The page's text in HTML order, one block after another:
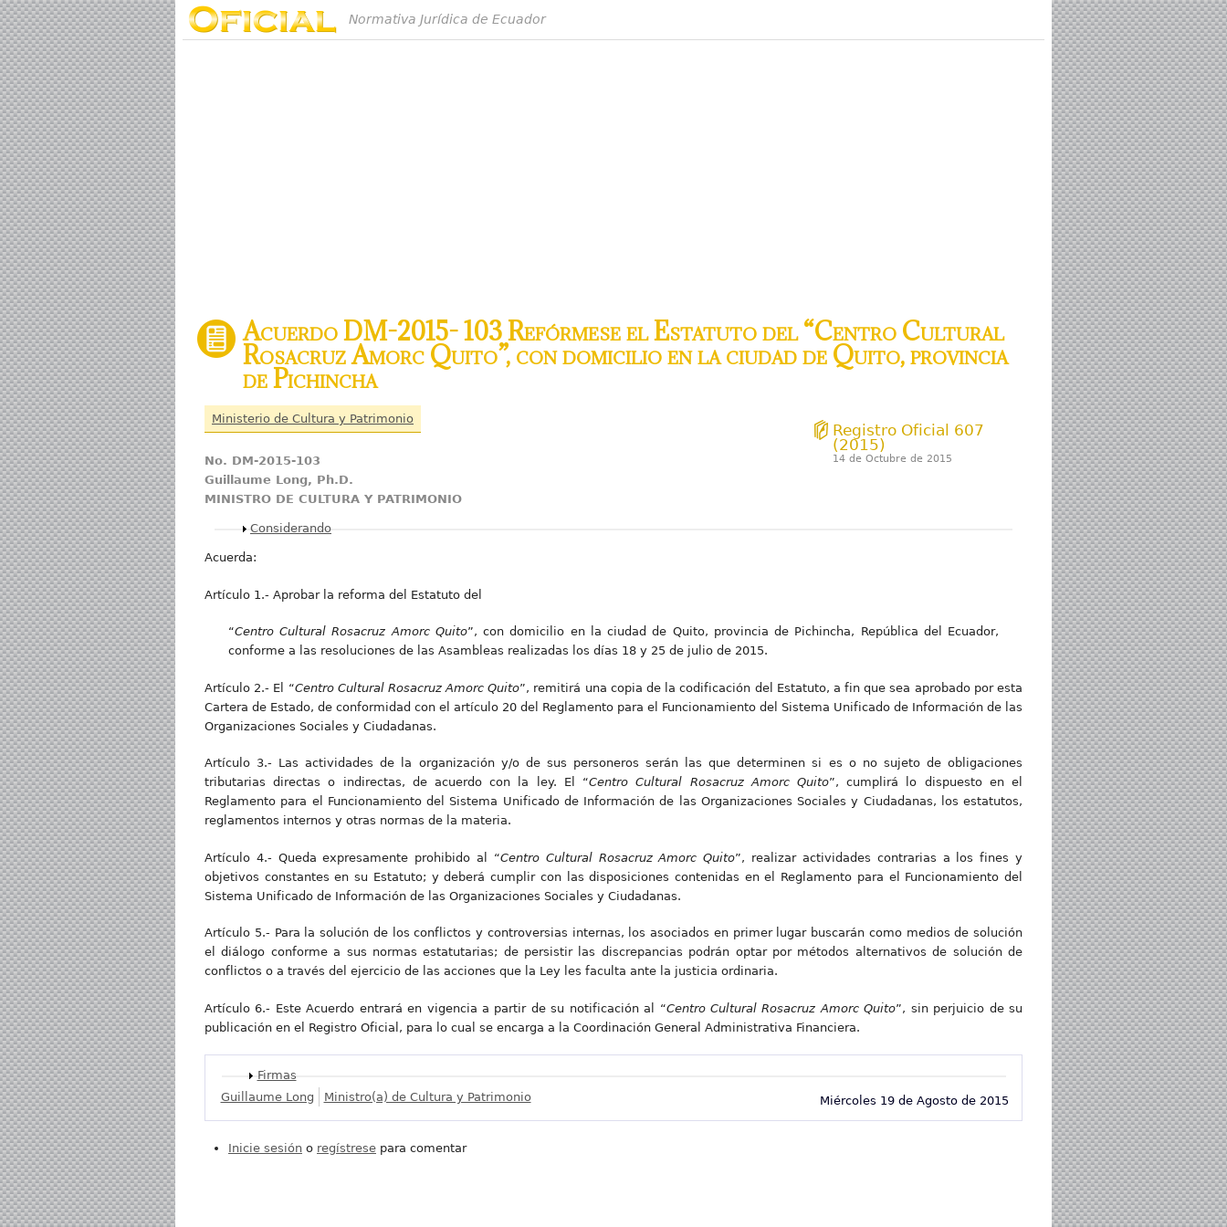
Normativa Jurídica de Ecuador
Acuerdo DM-2015- 103 Refórmese el Estatuto del “Centro Cultural
Rosacruz Amorc Quito”, con domicilio en la ciudad de Quito, provincia
de Pichincha
Ministerio de Cultura y Patrimonio
Registro Oficial 607
(2015)
14 de Octubre de 2015
No. DM-2015-103
Guillaume Long, Ph.D.
MINISTRO DE CULTURA Y PATRIMONIO
Mostrar
Considerando
Acuerda:
Artículo 1.- Aprobar la reforma del Estatuto del
“Centro Cultural Rosacruz Amorc Quito”, con domicilio en la ciudad de Quito, provincia de Pichincha, República del Ecuador,
conforme a las resoluciones de las Asambleas realizadas los días 18 y 25 de julio de 2015.
Artículo 2.- El “Centro Cultural Rosacruz Amorc Quito”, remitirá una copia de la codificación del Estatuto, a fin que sea aprobado por esta
Cartera de Estado, de conformidad con el artículo 20 del Reglamento para el Funcionamiento del Sistema Unificado de Información de las
Organizaciones Sociales y Ciudadanas.
Artículo 3.- Las actividades de la organización y/o de sus personeros serán las que determinen si es o no sujeto de obligaciones
tributarias directas o indirectas, de acuerdo con la ley. El “Centro Cultural Rosacruz Amorc Quito”, cumplirá lo dispuesto en el
Reglamento para el Funcionamiento del Sistema Unificado de Información de las Organizaciones Sociales y Ciudadanas, los estatutos,
reglamentos internos y otras normas de la materia.
Artículo 4.- Queda expresamente prohibido al “Centro Cultural Rosacruz Amorc Quito”, realizar actividades contrarias a los fines y
objetivos constantes en su Estatuto; y deberá cumplir con las disposiciones contenidas en el Reglamento para el Funcionamiento del
Sistema Unificado de Información de las Organizaciones Sociales y Ciudadanas.
Artículo 5.- Para la solución de los conflictos y controversias internas, los asociados en primer lugar buscarán como medios de solución
el diálogo conforme a sus normas estatutarias; de persistir las discrepancias podrán optar por métodos alternativos de solución de
conflictos o a través del ejercicio de las acciones que la Ley les faculta ante la justicia ordinaria.
Artículo 6.- Este Acuerdo entrará en vigencia a partir de su notificación al “Centro Cultural Rosacruz Amorc Quito”, sin perjuicio de su
publicación en el Registro Oficial, para lo cual se encarga a la Coordinación General Administrativa Financiera.
Mostrar
Firmas
Miércoles 19 de Agosto de 2015
Guillaume Long Ministro(a) de Cultura y Patrimonio
Inicie sesión o regístrese para comentar